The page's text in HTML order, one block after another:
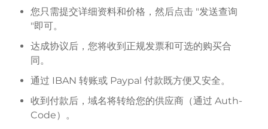
您只需提交详细资料和价格，然后点击 "发送查询
"即可。
达成协议后，您将收到正规发票和可选的购买合
同。
通过 IBAN 转账或 Paypal 付款既方便又安全。
收到付款后，域名将转给您的供应商（通过 Auth-
Code）。